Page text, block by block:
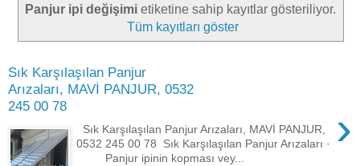
Panjur ipi değişimietiketine sahip kayıtlar gösteriliyor.
Tüm kayıtları göster
Sık Karşılaşılan Panjur
Arızaları, MAVİ PANJUR, 0532
245 00 78
›
Sık Karşılaşılan Panjur Arızaları, MAVİ PANJUR,
0532 245 00 78 Sık Karşılaşılan Panjur Arızaları ·
Panjur ipinin kopması vey...